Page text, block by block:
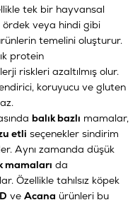
tek bir hayvansal
ördek veya hindi gibi
temelini oluşturur.
protein
riskleri azaltılmış olur.
koruyucu ve gluten
balık bazlı mamalar,
etli seçenekler sindirim
Aynı zamanda düşük
mamaları da
Özellikle tahılsız köpek
ve Acana ürünleri bu